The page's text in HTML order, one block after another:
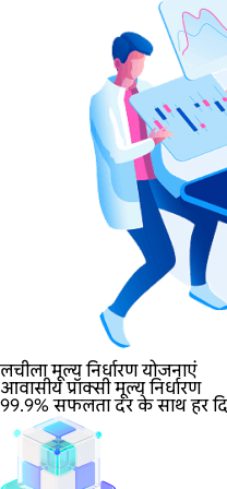
लचीला मूल्य निर्धारण योजनाएं
आवासीय प्रॉक्सी मूल्य निर्धारण
99.9% सफलता दर के साथ हर